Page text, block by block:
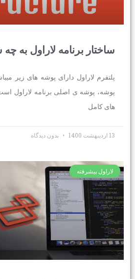
ساختار برنامه لاراول به
پوشه، پوشه ی اصلی برنامه لاراول
های کامل
13 اردیبهشت 1400 بدون دیدگاه
لاراول پیشرفته